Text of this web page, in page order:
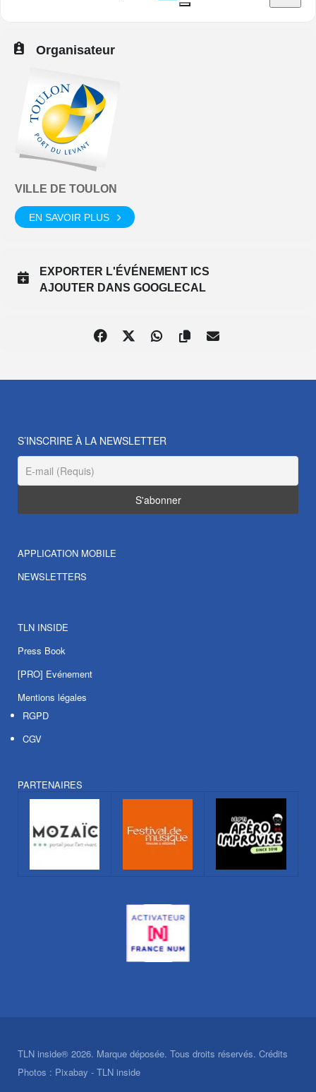
Organisateur
VILLE DE TOULON
EN SAVOIR PLUS
EXPORTER L'ÉVÉNEMENT ICS
AJOUTER DANS GOOGLECAL
S’INSCRIRE À LA NEWSLETTER
APPLICATION MOBILE
NEWSLETTERS
TLN INSIDE
Press Book
[PRO] Evénement
Mentions légales
RGPD
CGV
PARTENAIRES
TLN inside® 2026. Marque déposée. Tous droits réservés. Crédits
Photos : Pixabay - TLN inside